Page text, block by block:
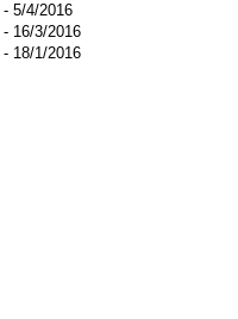
- 5/4/2016
- 16/3/2016
- 18/1/2016